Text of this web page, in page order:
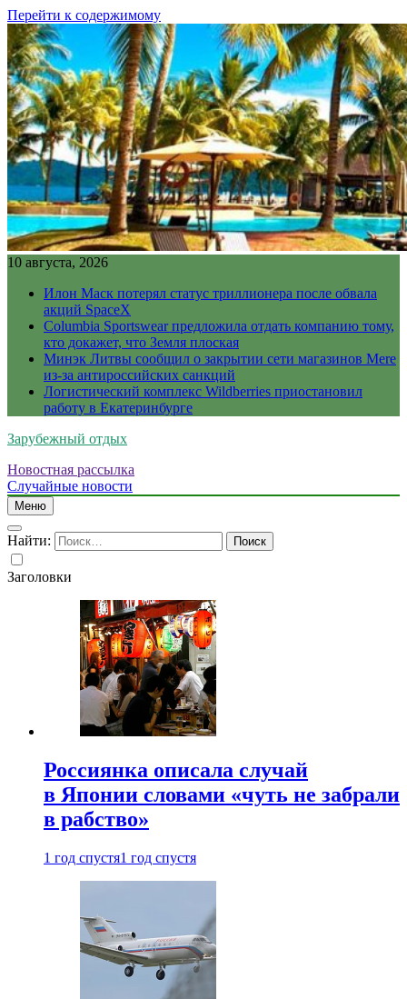
Перейти к содержимому
10 августа, 2026
Илон Маск потерял статус триллионера после обвала
акций SpaceX
Columbia Sportswear предложила отдать компанию тому,
кто докажет, что Земля плоская
Минэк Литвы сообщил о закрытии сети магазинов Mere
из-за антироссийских санкций
Логистический комплекс Wildberries приостановил
работу в Екатеринбурге
Зарубежный отдых
Новостная рассылка
Случайные новости
Меню
Найти:
Заголовки
Россиянка описала случай
в Японии словами «чуть не забрали
в рабство»
1 год спустя1 год спустя